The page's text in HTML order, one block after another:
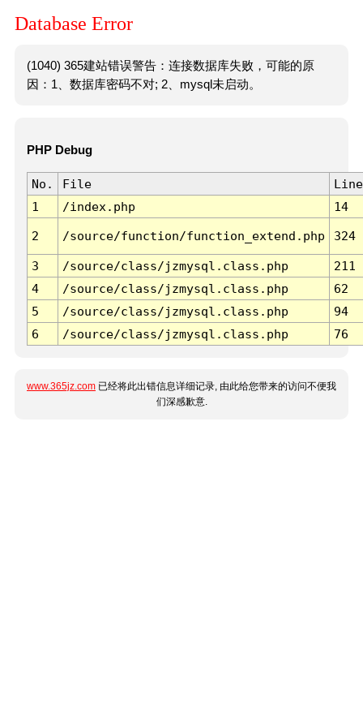
Database Error
(1040) 365建站错误警告：连接数据库失败，可能的原
因：1、数据库密码不对; 2、mysql未启动。
PHP Debug
No. File
Line
1
/index.php 14
2 /source/function/function_extend.php 324
3 /source/class/jzmysql.class.php
211
4
/source/class/jzmysql.class.php
62
5
/source/class/jzmysql.class.php
94
6
/source/class/jzmysql.class.php 76
www.365jz.com 已经将此出错信息详细记录, 由此给您带来的访问不便我
们深感歉意.